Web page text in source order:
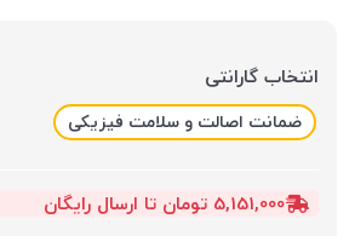
انتخاب گارانتی
ضمانت اصالت و سلامت فیزیکی
5,151,000 تومان تا ارسال رایگان